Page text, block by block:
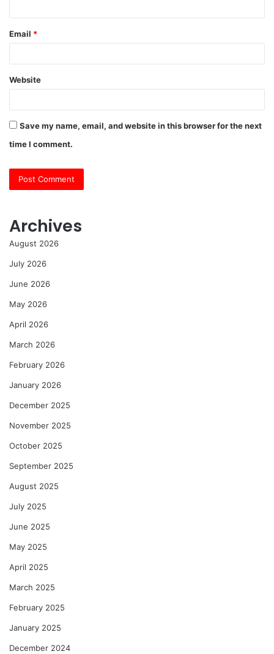
Email *
Website
Save my name, email, and website in this browser for the next
time I comment.
Archives
August 2026
July 2026
June 2026
May 2026
April 2026
March 2026
February 2026
January 2026
December 2025
November 2025
October 2025
September 2025
August 2025
July 2025
June 2025
May 2025
April 2025
March 2025
February 2025
January 2025
December 2024